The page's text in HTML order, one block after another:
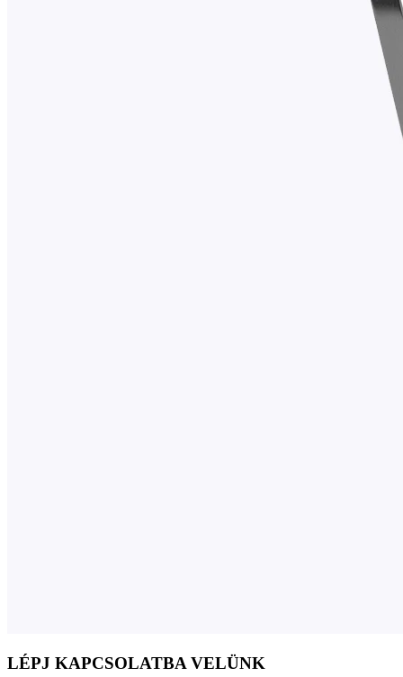
LÉPJ KAPCSOLATBA VELÜNK